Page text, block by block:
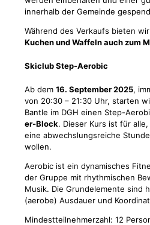
innerhalb der Gemeinde
Während des Verkaufs bieten wir
Kuchen und Waffeln auch zum
Skiclub Step-Aerobic
Ab dem 16. September 2025,
von 20:30 – 21:30 Uhr, starten
Bantle im DGH einen Step-
er-Block. Dieser Kurs ist für
eine abwechslungsreiche
wollen.
Aerobic ist ein dynamisches
der Gruppe mit rhythmischen
Musik. Die Grundelemente sind
(aerobe) Ausdauer und
Mindestteilnehmerzahl: 12